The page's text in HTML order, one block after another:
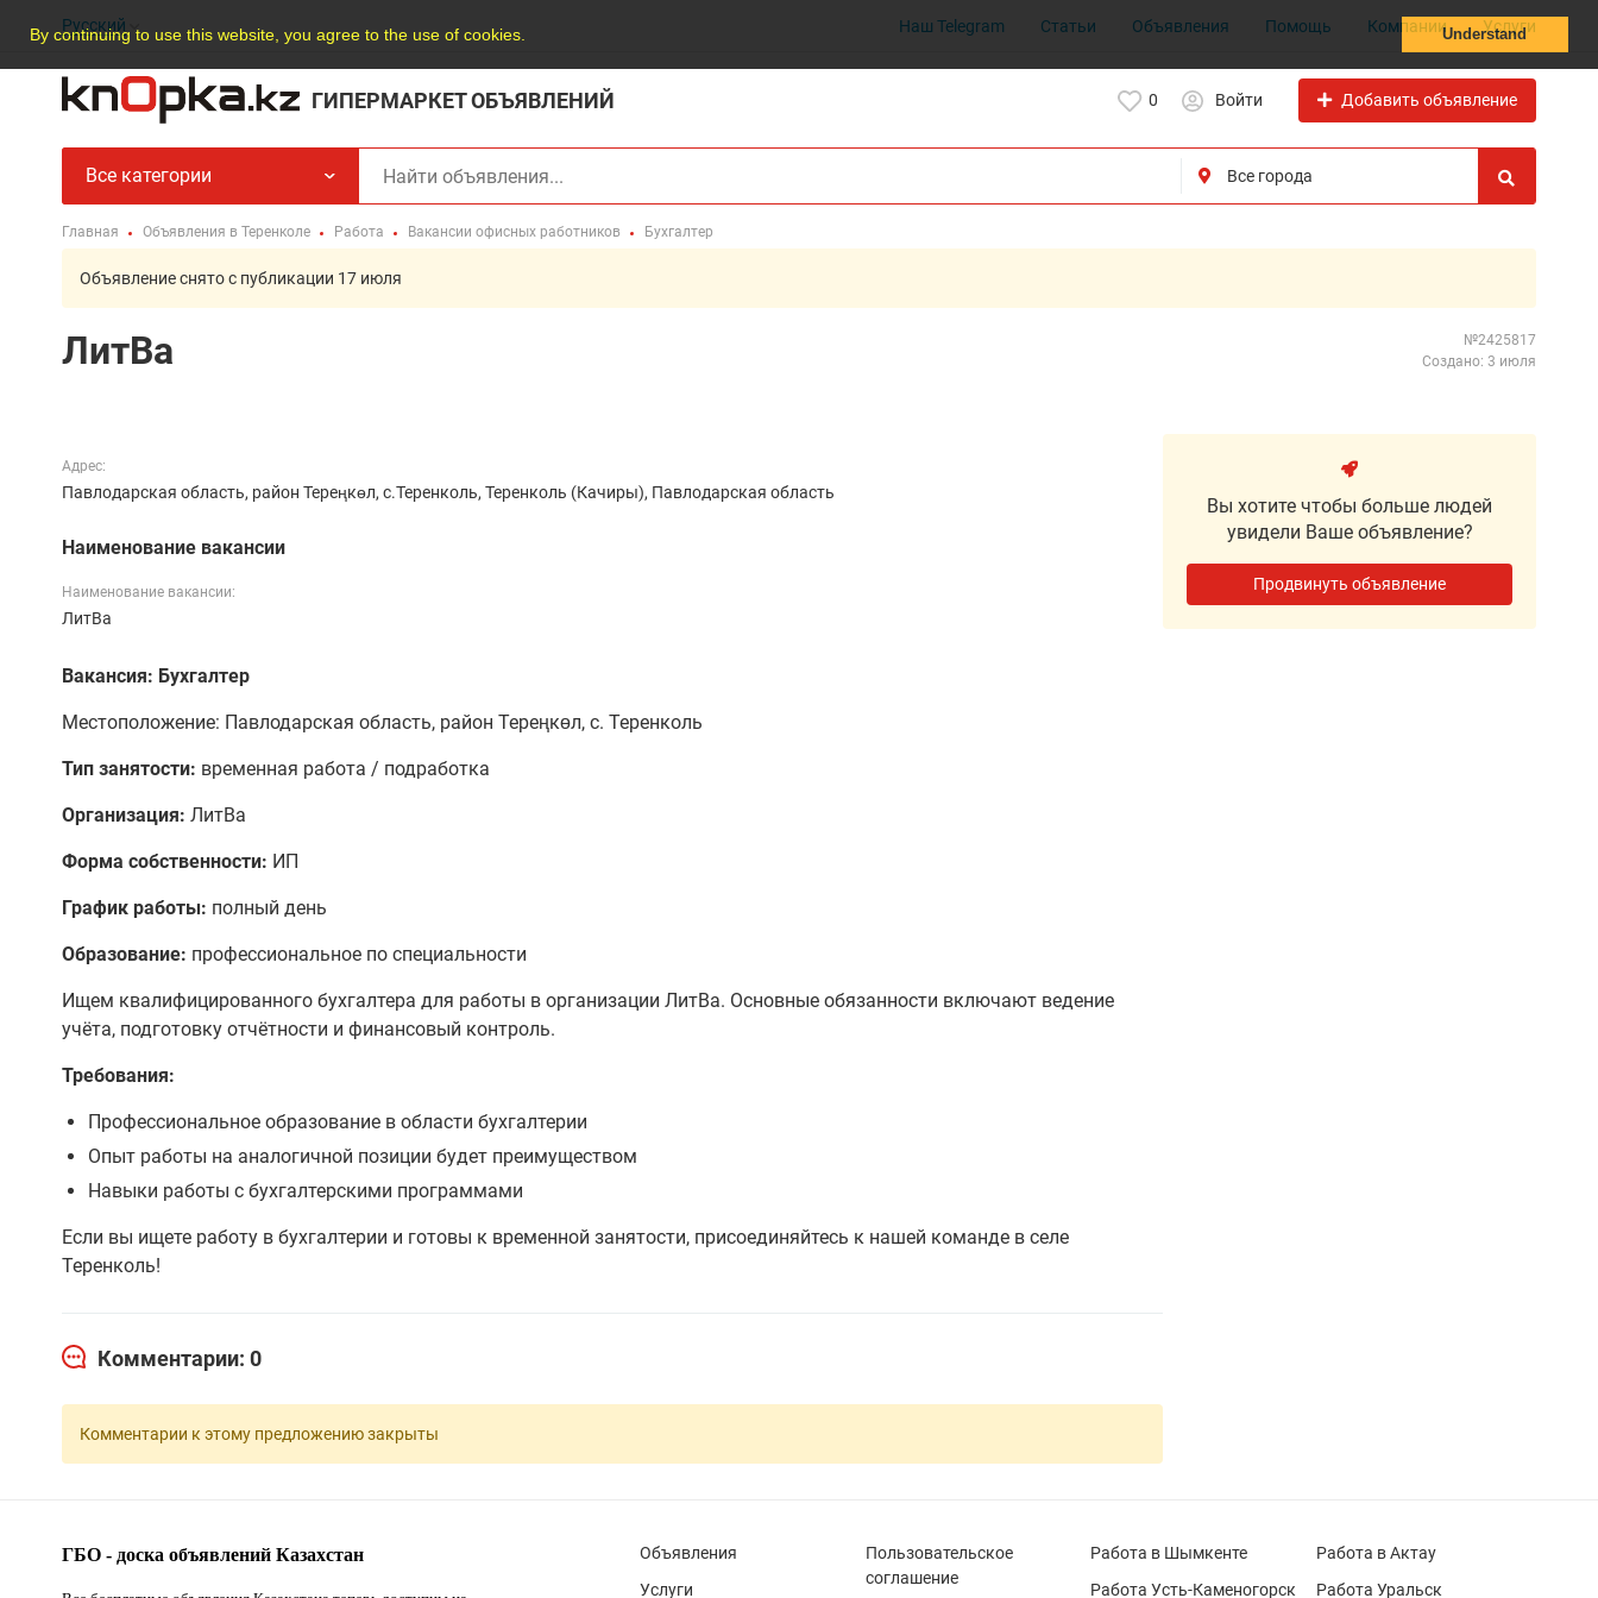
By continuing to use this website, you agree to the use of cookies. Understand
Русский Наш Telegram Статьи Объявления Помощь Компании Услуги
ГИПЕРМАРКЕТ ОБЪЯВЛЕНИЙ 0 Войти Добавить объявление
Все категории
Главная Объявления в Теренколе Работа Вакансии офисных работников Бухгалтер
Объявление снято с публикации 17 июля
ЛитВа
№2425817
Создано: 3 июля
Адрес:
Павлодарская область, район Тереңкөл, с.Теренколь, Теренколь (Качиры), Павлодарская область
Наименование вакансии
Наименование вакансии:
ЛитВа
Вакансия: Бухгалтер
Местоположение: Павлодарская область, район Тереңкөл, с. Теренколь
Тип занятости: временная работа / подработка
Организация: ЛитВа
Форма собственности: ИП
График работы: полный день
Образование: профессиональное по специальности
Ищем квалифицированного бухгалтера для работы в организации ЛитВа. Основные обязанности включают ведение
учёта, подготовку отчётности и финансовый контроль.
Требования:
Профессиональное образование в области бухгалтерии
Опыт работы на аналогичной позиции будет преимуществом
Навыки работы с бухгалтерскими программами
Если вы ищете работу в бухгалтерии и готовы к временной занятости, присоединяйтесь к нашей команде в селе
Теренколь!
Комментарии: 0
Комментарии к этому предложению закрыты
Вы хотите чтобы больше людей
увидели Ваше объявление?
Продвинуть объявление
ГБО - доска объявлений Казахстан
Объявления
Услуги
Пользовательское
соглашение
Работа в Шымкенте
Работа Усть-Каменогорск
Работа в Актау
Работа Уральск